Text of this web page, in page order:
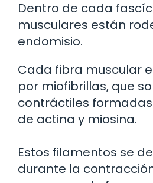
Dentro de cada
musculares están
endomisio.
Cada fibra muscular
por miofibrillas, que
contráctiles
de actina y miosina.
Estos filamentos se
durante la